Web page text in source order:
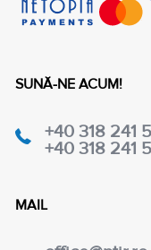
SUNĂ-NE ACUM!
+40 318 241
+40 318 241
MAIL